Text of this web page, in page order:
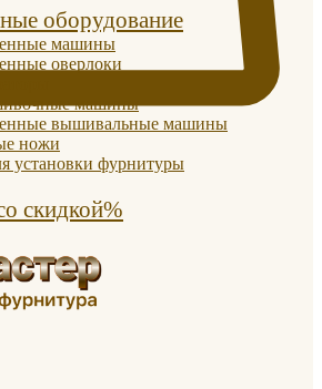
оборудование
машины
оверлоки
машины
вышивальные машины
ножи
установки фурнитуры
скидкой%